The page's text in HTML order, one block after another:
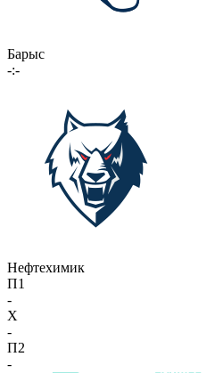
Барыс
-:-
Нефтехимик
П1
-
X
-
П2
-